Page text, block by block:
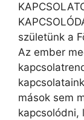
születünk a
Az ember
mások sem
kapcsolódni,